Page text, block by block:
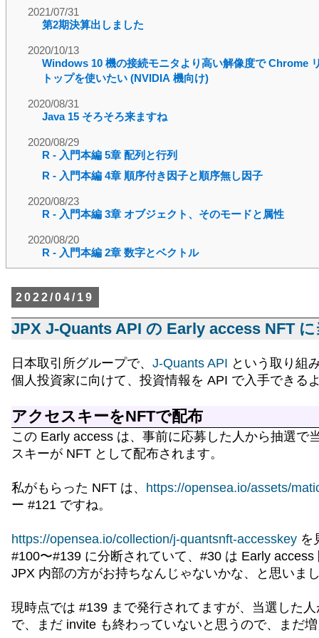
2021/07/31
第2期決算出しました
2020/10/13
Windows 10 機の接続モニタより高い解像度で Chrome
トップを使いたい (NVIDIA 機向け)
2020/08/31
Java 15 そろそろ来ますね
2020/08/29
R - 入門本編 5章 配列と行列
R - 入門本編 4章 順序付き因子と順序無し因子
2020/08/23
R - 入門本編 3章 オブジェクト、そのモードと属性
2020/08/20
R - 入門本編 2章 数字とベクトル
2022/04/19
JPX J-Quants API の Early access NFT
日本取引所グループで、 J-Quants API という取り組
個人投資家に向けて、投資情報を API で入手できる
アクセスキーをNFTで配布
この Early access は、事前に応募した人から抽選
スキーが NFT として配布されます。
私がもらった NFT は、 https://opensea.io/assets/
ー #121 ですね。
https://opensea.io/collection/j-quantsnft-accesskey を
#100〜#139 に分断されていて、#30 は Early
JPX 内部の方がお持ちなんじゃないかな、と思いま
現時点では #139 まで発行されてますが、当選した
で、まだ invite も終わっていないと思うので、まだ